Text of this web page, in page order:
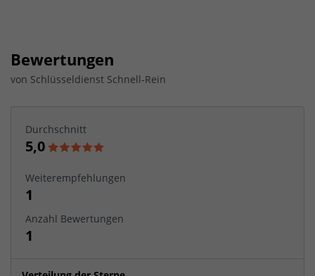
Bewertungen
von Schlüsseldienst Schnell-Rein
Durchschnitt
5,0
Weiterempfehlungen
1
Anzahl Bewertungen
1